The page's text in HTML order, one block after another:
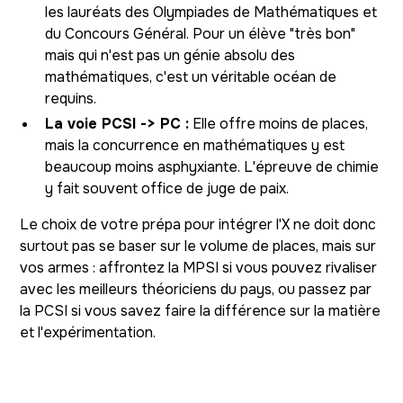
les lauréats des Olympiades de Mathématiques et
du Concours Général. Pour un élève "très bon"
mais qui n'est pas un génie absolu des
mathématiques, c'est un véritable océan de
requins.
La voie PCSI -> PC : Elle offre moins de places,
mais la concurrence en mathématiques y est
beaucoup moins asphyxiante. L'épreuve de chimie
y fait souvent office de juge de paix.
Le choix de votre prépa pour intégrer l'X ne doit donc
surtout pas se baser sur le volume de places, mais sur
vos armes : affrontez la MPSI si vous pouvez rivaliser
avec les meilleurs théoriciens du pays, ou passez par
la PCSI si vous savez faire la différence sur la matière
et l'expérimentation.